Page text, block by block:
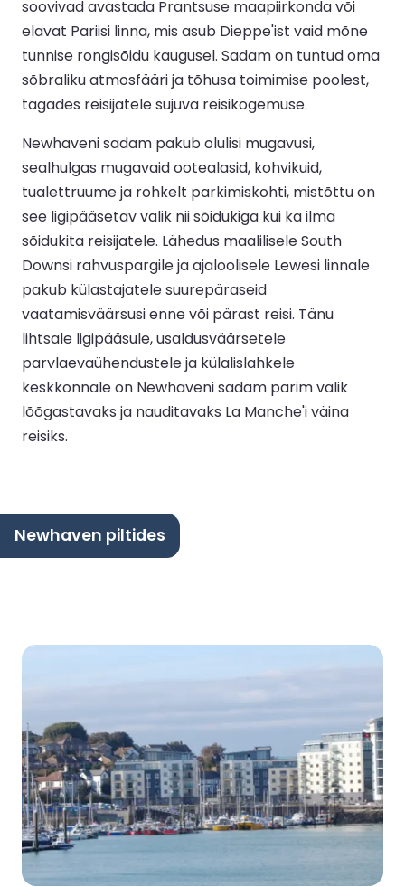
soovivad avastada Prantsuse maapiirkonda või
elavat Pariisi linna, mis asub Dieppe'ist vaid mõne
tunnise rongisõidu kaugusel. Sadam on tuntud oma
sõbraliku atmosfääri ja tõhusa toimimise poolest,
tagades reisijatele sujuva reisikogemuse.
Newhaveni sadam pakub olulisi mugavusi,
sealhulgas mugavaid ootealasid, kohvikuid,
tualettruume ja rohkelt parkimiskohti, mistõttu on
see ligipääsetav valik nii sõidukiga kui ka ilma
sõidukita reisijatele. Lähedus maalilisele South
Downsi rahvuspargile ja ajaloolisele Lewesi linnale
pakub külastajatele suurepäraseid
vaatamisväärsusi enne või pärast reisi. Tänu
lihtsale ligipääsule, usaldusväärsetele
parvlaevaühendustele ja külalislahkele
keskkonnale on Newhaveni sadam parim valik
lõõgastavaks ja nauditavaks La Manche'i väina
reisiks.
Newhaven piltides